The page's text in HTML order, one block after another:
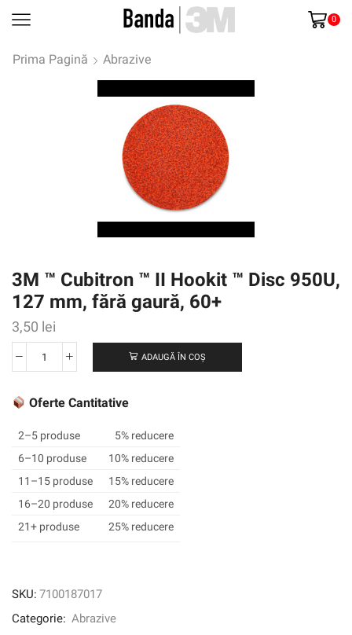
0
Prima Pagină Abrazive
3M ™ Cubitron ™ II Hookit ™ Disc 950U,
127 mm, fără gaură, 60+
3,50 lei
Cantitate
™
™
Hookit
™
Disc
950U,
gaură,
ADAUGĂ ÎN COȘ
Oferte Cantitative
2–5 produse
5% reducere
6–10 produse
10% reducere
11–15 produse
15% reducere
16–20 produse
20% reducere
21+ produse
25% reducere
SKU: 7100187017
Categorie: Abrazive